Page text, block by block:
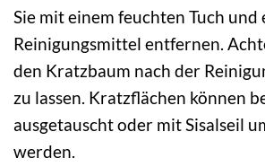
Sie mit einem feuchten Tuch und
Reinigungsmittel entfernen.
den Kratzbaum nach der
zu lassen. Kratzflächen können
ausgetauscht oder mit Sisalseil
werden.